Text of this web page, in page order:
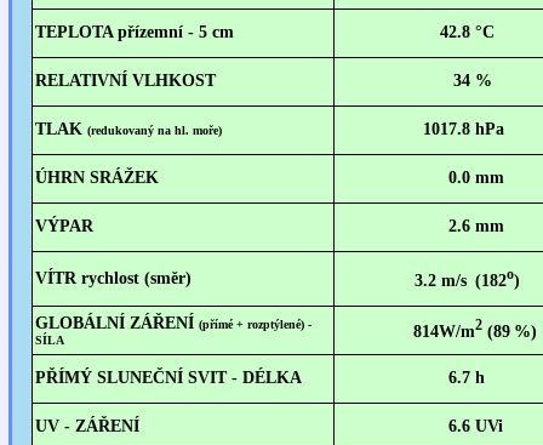
TEPLOTA přízemní - 5 cm 42.8 °C
RELATIVNÍ VLHKOST 34 %
TLAK (redukovaný na hl. moře) 1017.8 hPa
ÚHRN SRÁŽEK 0.0 mm
VÝPAR 2.6 mm
VÍTR rychlost (směr) 3.2 m/s (182o)
GLOBÁLNÍ ZÁŘENÍ (přímé + rozptýlené) -
SÍLA
814W/m2 (89 %)
PŘÍMÝ SLUNEČNÍ SVIT - DÉLKA 6.7 h
UV - ZÁŘENÍ 6.6 UVi